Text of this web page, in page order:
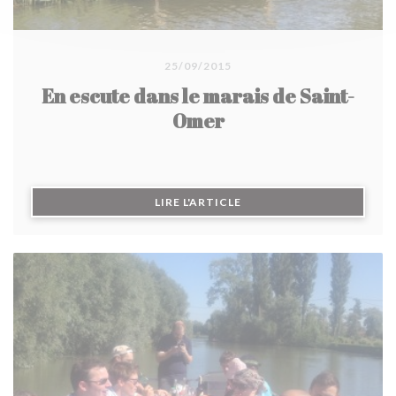
25/09/2015
En escute dans le marais de Saint-
Omer
LIRE L'ARTICLE((OUVRE UNE NOUVELLE